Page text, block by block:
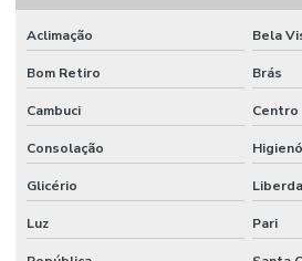
EVENTOS
SEGURANÇA
AO AR LIVRE
SEGURANÇA
EVENTOS
Aclimação Bela
Bom Retiro Brás
Cambuci Centro
Consolação
Glicério
Luz Pari